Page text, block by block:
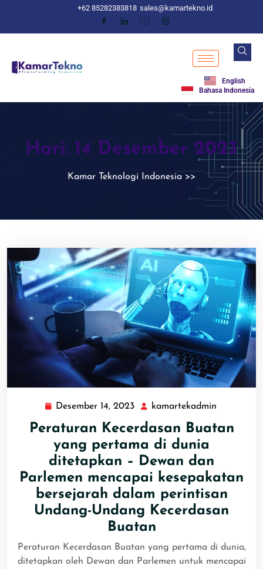
+62 85282383818 sales@kamartekno.id
English
Bahasa Indonesia
Hari: 14 Desember 2023
Kamar Teknologi Indonesia >>
Desember 14, 2023 kamartekadmin
Peraturan Kecerdasan Buatan
yang pertama di dunia
ditetapkan – Dewan dan
Parlemen mencapai kesepakatan
bersejarah dalam perintisan
Undang-Undang Kecerdasan
Buatan
Peraturan Kecerdasan Buatan yang pertama di dunia,
ditetapkan oleh Dewan dan Parlemen untuk mencapai